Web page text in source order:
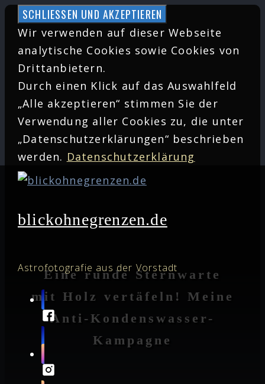
Zum
Inhalt
springen
Wir verwenden auf dieser Webseite
analytische Cookies sowie Cookies von
Drittanbietern.
Durch einen Klick auf das Auswahlfeld
„Alle akzeptieren“ stimmen Sie der
Verwendung aller Cookies zu, die unter
„Datenschutzerklärungen“ beschrieben
werden. Datenschutzerklärung
blickohnegrenzen.de
Astrofotografie aus der Vorstadt
Eine runde Sternwarte
mit Holz vertäfeln! Meine
Anti-Kondenswasser-
Kampagne